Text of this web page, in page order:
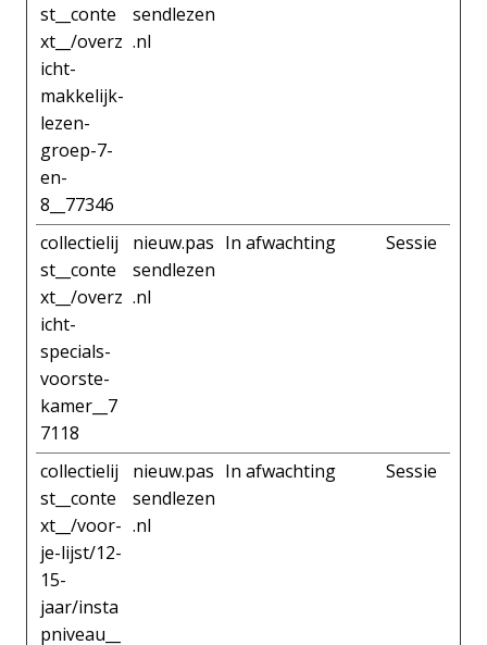
st__conte
xt__/overz
icht-
makkelijk-
lezen-
groep-7-
en-
8__77346
sendlezen
.nl
collectielij
st__conte
xt__/overz
icht-
specials-
voorste-
kamer__7
7118
nieuw.pas
sendlezen
.nl
In afwachting Sessie
collectielij
st__conte
xt__/voor-
je-lijst/12-
15-
jaar/insta
pniveau__
nieuw.pas
sendlezen
.nl
In afwachting Sessie